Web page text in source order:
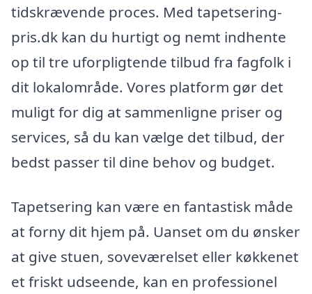
tidskrævende proces. Med tapetsering-
pris.dk kan du hurtigt og nemt indhente
op til tre uforpligtende tilbud fra fagfolk i
dit lokalområde. Vores platform gør det
muligt for dig at sammenligne priser og
services, så du kan vælge det tilbud, der
bedst passer til dine behov og budget.
Tapetsering kan være en fantastisk måde
at forny dit hjem på. Uanset om du ønsker
at give stuen, soveværelset eller køkkenet
et friskt udseende, kan en professionel